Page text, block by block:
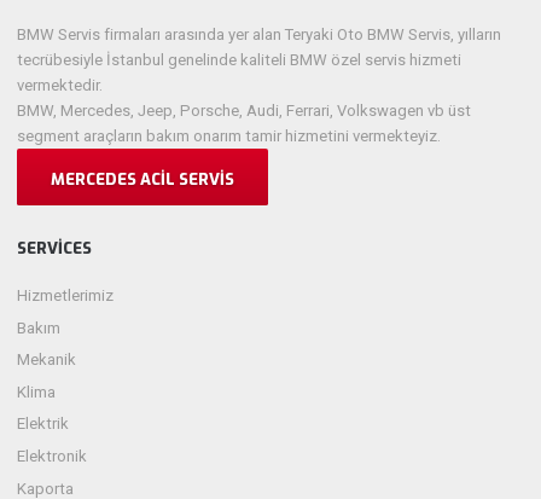
BMW Servis firmaları arasında yer alan Teryaki Oto BMW Servis, yılların
tecrübesiyle İstanbul genelinde kaliteli BMW özel servis hizmeti
vermektedir.
BMW, Mercedes, Jeep, Porsche, Audi, Ferrari, Volkswagen vb üst
segment araçların bakım onarım tamir hizmetini vermekteyiz.
MERCEDES ACIL SERVIS
SERVICES
Hizmetlerimiz
Bakım
Mekanik
Klima
Elektrik
Elektronik
Kaporta